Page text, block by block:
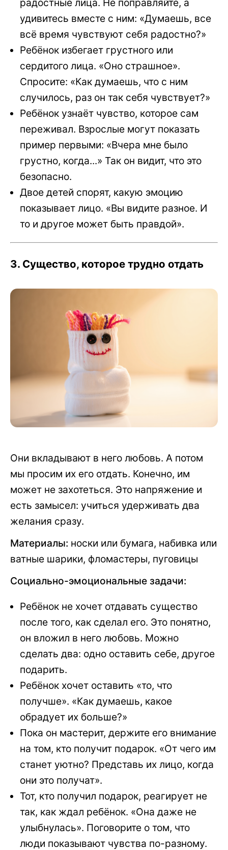
радостные лица. Не поправляйте, а
удивитесь вместе с ним: «Думаешь, все
всё время чувствуют себя радостно?»
Ребёнок избегает грустного или
сердитого лица. «Оно страшное».
Спросите: «Как думаешь, что с ним
случилось, раз он так себя чувствует?»
Ребёнок узнаёт чувство, которое сам
переживал. Взрослые могут показать
пример первыми: «Вчера мне было
грустно, когда...» Так он видит, что это
безопасно.
Двое детей спорят, какую эмоцию
показывает лицо. «Вы видите разное. И
то и другое может быть правдой».
3. Существо, которое трудно отдать
Они вкладывают в него любовь. А потом
мы просим их его отдать. Конечно, им
может не захотеться. Это напряжение и
есть замысел: учиться удерживать два
желания сразу.
Материалы: носки или бумага, набивка или
ватные шарики, фломастеры, пуговицы
Социально-эмоциональные задачи:
Ребёнок не хочет отдавать существо
после того, как сделал его. Это понятно,
он вложил в него любовь. Можно
сделать два: одно оставить себе, другое
подарить.
Ребёнок хочет оставить «то, что
получше». «Как думаешь, какое
обрадует их больше?»
Пока он мастерит, держите его внимание
на том, кто получит подарок. «От чего им
станет уютно? Представь их лицо, когда
они это получат».
Тот, кто получил подарок, реагирует не
так, как ждал ребёнок. «Она даже не
улыбнулась». Поговорите о том, что
люди показывают чувства по-разному.